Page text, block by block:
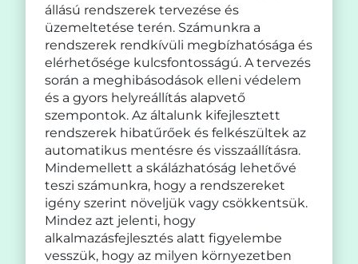
állású rendszerek tervezése és
üzemeltetése terén. Számunkra a
rendszerek rendkívüli megbízhatósága és
elérhetősége kulcsfontosságú. A tervezés
során a meghibásodások elleni védelem
és a gyors helyreállítás alapvető
szempontok. Az általunk kifejlesztett
rendszerek hibatűrőek és felkészültek az
automatikus mentésre és visszaállításra.
Mindemellett a skálázhatóság lehetővé
teszi számunkra, hogy a rendszereket
igény szerint növeljük vagy csökkentsük.
Mindez azt jelenti, hogy
alkalmazásfejlesztés alatt figyelembe
vesszük, hogy az milyen környezetben